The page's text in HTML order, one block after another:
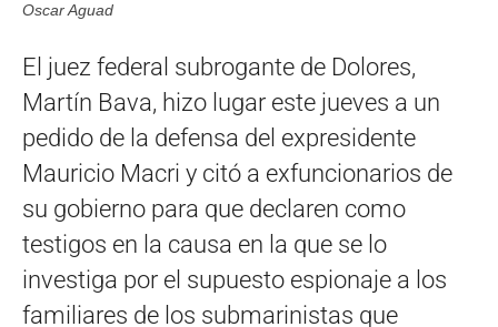
Oscar Aguad
El juez federal subrogante de Dolores,
Martín Bava, hizo lugar este jueves a un
pedido de la defensa del expresidente
Mauricio Macri y citó a exfuncionarios de
su gobierno para que declaren como
testigos en la causa en la que se lo
investiga por el supuesto espionaje a los
familiares de los submarinistas que